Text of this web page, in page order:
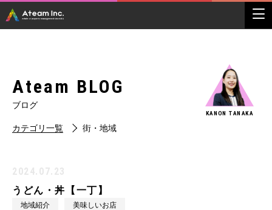
Ateam BLOG
ブログ
カテゴリ一覧 街・地域
うどん・丼【一丁】
KANON TANAKA
地域紹介 美味しいお店